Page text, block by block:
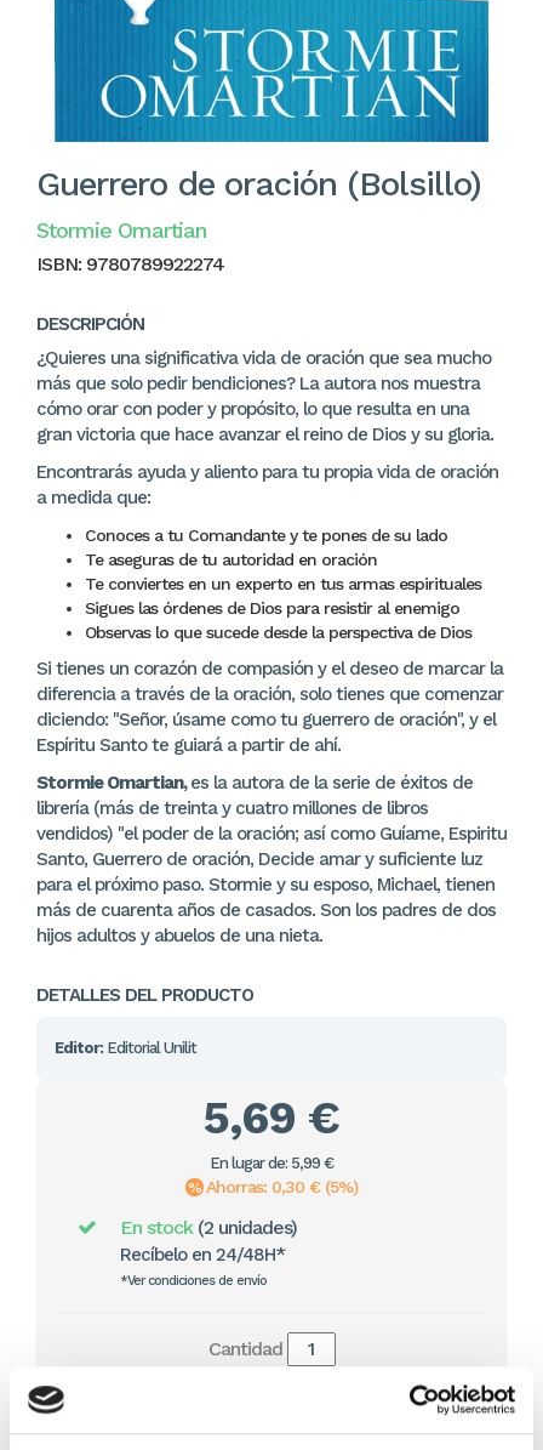
Guerrero de oración (Bolsillo)
Stormie Omartian
ISBN: 9780789922274
DESCRIPCIÓN
¿Quieres una significativa vida de oración que sea mucho
más que solo pedir bendiciones? La autora nos muestra
cómo orar con poder y propósito, lo que resulta en una
gran victoria que hace avanzar el reino de Dios y su gloria.
Encontrarás ayuda y aliento para tu propia vida de oración
a medida que:
Conoces a tu Comandante y te pones de su lado
Te aseguras de tu autoridad en oración
Te conviertes en un experto en tus armas espirituales
Sigues las órdenes de Dios para resistir al enemigo
Observas lo que sucede desde la perspectiva de Dios
Si tienes un corazón de compasión y el deseo de marcar la
diferencia a través de la oración, solo tienes que comenzar
diciendo: "Señor, úsame como tu guerrero de oración", y el
Espíritu Santo te guiará a partir de ahí.
Stormie Omartian,es la autora de la serie de éxitos de
librería (más de treinta y cuatro millones de libros
vendidos) "el poder de la oración; así como Guíame, Espiritu
Santo, Guerrero de oración, Decide amar y suficiente luz
para el próximo paso. Stormie y su esposo, Michael, tienen
más de cuarenta años de casados. Son los padres de dos
hijos adultos y abuelos de una nieta.
DETALLES DEL PRODUCTO
Editor: Editorial Unilit
5,69 €
En lugar de: 5,99 €
Ahorras: 0,30 € (5%)
En stock (2 unidades)
Recíbelo en 24/48H*
*Ver condiciones de envío
Cantidad